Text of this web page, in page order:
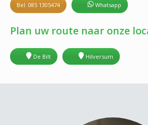
Bel: 085 1305474 Whatsapp
Plan uw route naar onze
De Bilt Hilversum